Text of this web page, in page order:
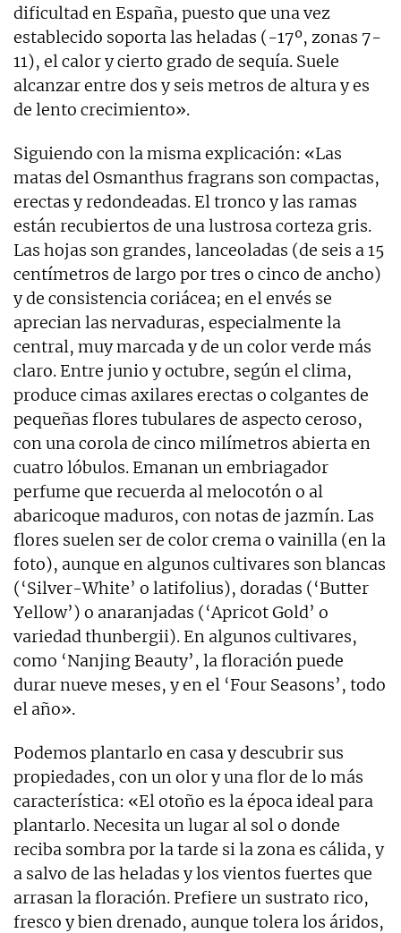
dificultad en España, puesto que una vez
establecido soporta las heladas (-17º, zonas 7-
11), el calor y cierto grado de sequía. Suele
alcanzar entre dos y seis metros de altura y es
de lento crecimiento».
Siguiendo con la misma explicación: «Las
matas del Osmanthus fragrans son compactas,
erectas y redondeadas. El tronco y las ramas
están recubiertos de una lustrosa corteza gris.
Las hojas son grandes, lanceoladas (de seis a 15
centímetros de largo por tres o cinco de ancho)
y de consistencia coriácea; en el envés se
aprecian las nervaduras, especialmente la
central, muy marcada y de un color verde más
claro. Entre junio y octubre, según el clima,
produce cimas axilares erectas o colgantes de
pequeñas flores tubulares de aspecto ceroso,
con una corola de cinco milímetros abierta en
cuatro lóbulos. Emanan un embriagador
perfume que recuerda al melocotón o al
abaricoque maduros, con notas de jazmín. Las
flores suelen ser de color crema o vainilla (en la
foto), aunque en algunos cultivares son blancas
(‘Silver-White’ o latifolius), doradas (‘Butter
Yellow’) o anaranjadas (‘Apricot Gold’ o
variedad thunbergii). En algunos cultivares,
como ‘Nanjing Beauty’, la floración puede
durar nueve meses, y en el ‘Four Seasons’, todo
el año».
Podemos plantarlo en casa y descubrir sus
propiedades, con un olor y una flor de lo más
característica: «El otoño es la época ideal para
plantarlo. Necesita un lugar al sol o donde
reciba sombra por la tarde si la zona es cálida, y
a salvo de las heladas y los vientos fuertes que
arrasan la floración. Prefiere un sustrato rico,
fresco y bien drenado, aunque tolera los áridos,